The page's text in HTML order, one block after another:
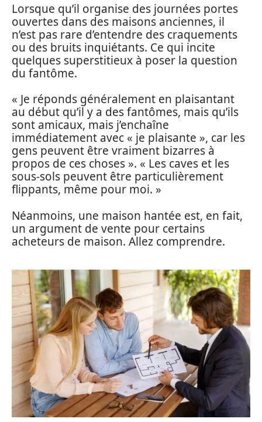
Lorsque qu’il organise des journées portes
ouvertes dans des maisons anciennes, il
n’est pas rare d’entendre des craquements
ou des bruits inquiétants. Ce qui incite
quelques superstitieux à poser la question
du fantôme.
« Je réponds généralement en plaisantant
au début qu’il y a des fantômes, mais qu’ils
sont amicaux, mais j’enchaîne
immédiatement avec « je plaisante », car les
gens peuvent être vraiment bizarres à
propos de ces choses ». « Les caves et les
sous-sols peuvent être particulièrement
flippants, même pour moi. »
Néanmoins, une maison hantée est, en fait,
un argument de vente pour certains
acheteurs de maison. Allez comprendre.